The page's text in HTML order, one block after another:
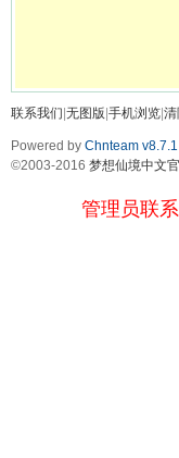
联系我们 无图版 手机浏览
Powered by Chnteam v8.7.1
©2003-2016 梦想仙境中文
管理员联